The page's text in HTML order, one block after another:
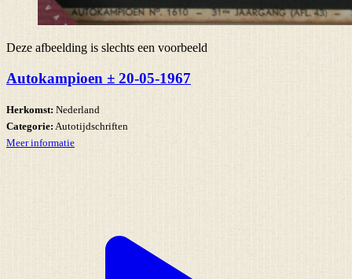
Deze afbeelding is slechts een voorbeeld
Autokampioen ± 20-05-1967
Herkomst: Nederland
Categorie: Autotijdschriften
Meer informatie